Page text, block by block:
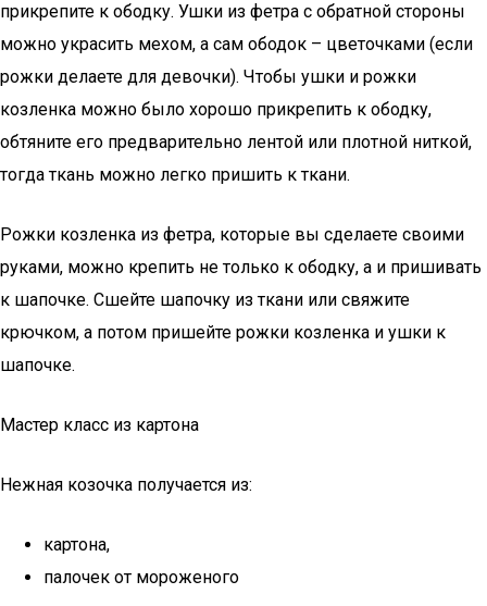
прикрепите к ободку. Ушки из фетра с обратной стороны
можно украсить мехом, а сам ободок – цветочками (если
рожки делаете для девочки). Чтобы ушки и рожки
козленка можно было хорошо прикрепить к ободку,
обтяните его предварительно лентой или плотной ниткой,
тогда ткань можно легко пришить к ткани.
Рожки козленка из фетра, которые вы сделаете своими
руками, можно крепить не только к ободку, а и пришивать
к шапочке. Сшейте шапочку из ткани или свяжите
крючком, а потом пришейте рожки козленка и ушки к
шапочке.
Мастер класс из картона
Нежная козочка получается из:
картона,
палочек от мороженого